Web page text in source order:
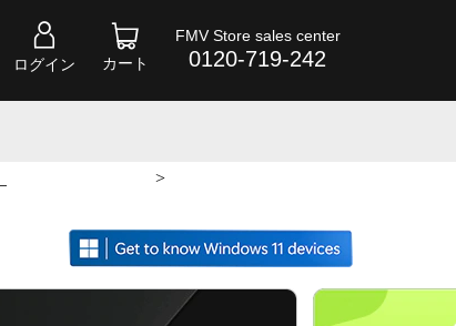
ログイン カート
FMV Store sales center
0120-719-242
>